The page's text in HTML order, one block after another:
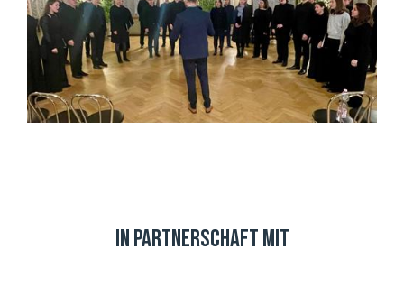
In Partnerschaft mit